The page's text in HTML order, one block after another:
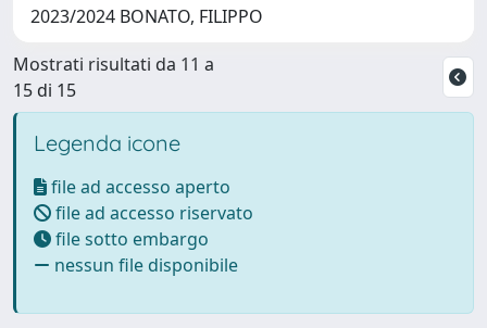
2023/2024 BONATO, FILIPPO
Mostrati risultati da 11 a
15 di 15
Legenda icone
file ad accesso aperto
file ad accesso riservato
file sotto embargo
nessun file disponibile